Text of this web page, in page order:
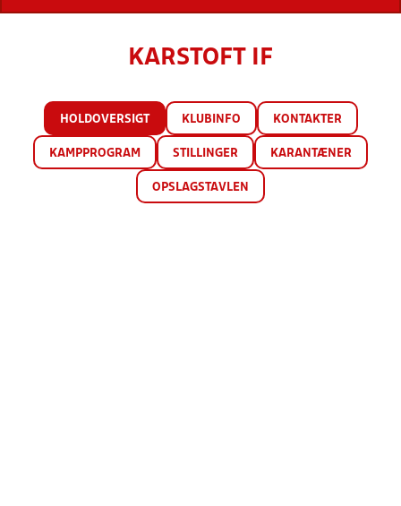
KARSTOFT IF
HOLDOVERSIGT KLUBINFO KONTAKTER
KAMPPROGRAM STILLINGER KARANTÆNER
OPSLAGSTAVLEN